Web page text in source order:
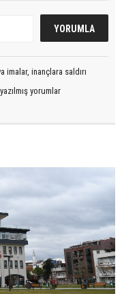
inançlara saldırı
yorumlar